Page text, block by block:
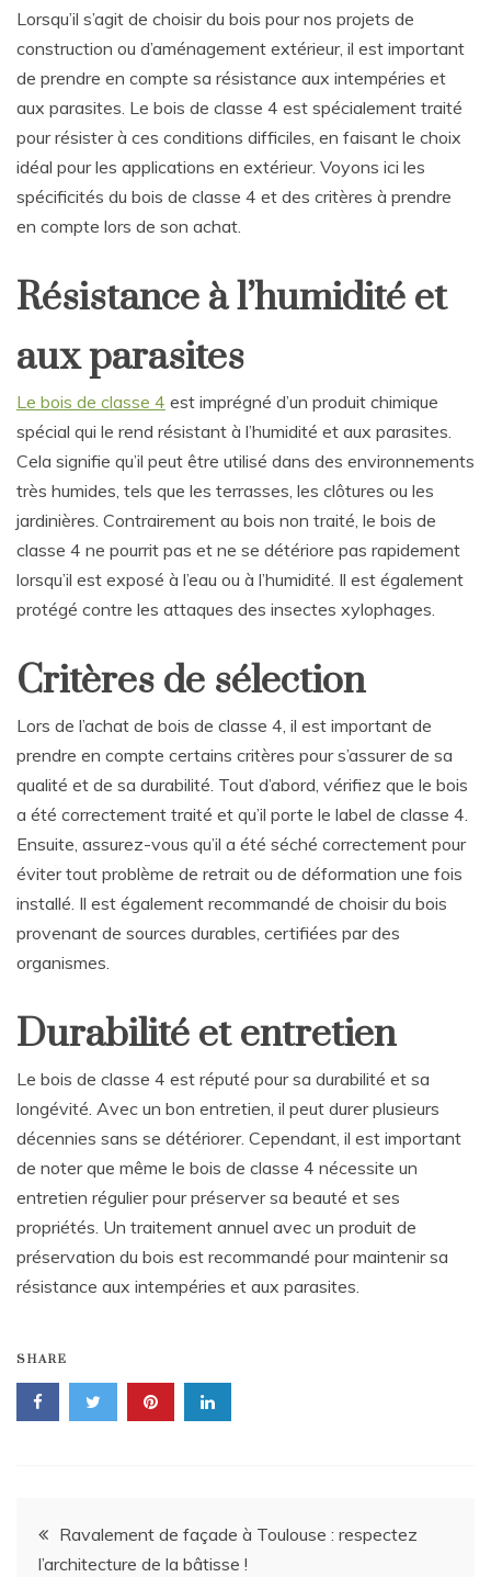
Lorsqu’il s’agit de choisir du bois pour nos projets de
construction ou d’aménagement extérieur, il est important
de prendre en compte sa résistance aux intempéries et
aux parasites. Le bois de classe 4 est spécialement traité
pour résister à ces conditions difficiles, en faisant le choix
idéal pour les applications en extérieur. Voyons ici les
spécificités du bois de classe 4 et des critères à prendre
en compte lors de son achat.
Résistance à l’humidité et
aux parasites
Le bois de classe 4 est imprégné d’un produit chimique
spécial qui le rend résistant à l’humidité et aux parasites.
Cela signifie qu’il peut être utilisé dans des environnements
très humides, tels que les terrasses, les clôtures ou les
jardinières. Contrairement au bois non traité, le bois de
classe 4 ne pourrit pas et ne se détériore pas rapidement
lorsqu’il est exposé à l’eau ou à l’humidité. Il est également
protégé contre les attaques des insectes xylophages.
Critères de sélection
Lors de l’achat de bois de classe 4, il est important de
prendre en compte certains critères pour s’assurer de sa
qualité et de sa durabilité. Tout d’abord, vérifiez que le bois
a été correctement traité et qu’il porte le label de classe 4.
Ensuite, assurez-vous qu’il a été séché correctement pour
éviter tout problème de retrait ou de déformation une fois
installé. Il est également recommandé de choisir du bois
provenant de sources durables, certifiées par des
organismes.
Durabilité et entretien
Le bois de classe 4 est réputé pour sa durabilité et sa
longévité. Avec un bon entretien, il peut durer plusieurs
décennies sans se détériorer. Cependant, il est important
de noter que même le bois de classe 4 nécessite un
entretien régulier pour préserver sa beauté et ses
propriétés. Un traitement annuel avec un produit de
préservation du bois est recommandé pour maintenir sa
résistance aux intempéries et aux parasites.
SHARE
Navigation
Ravalement de façade à Toulouse : respectez
l’architecture de la bâtisse !